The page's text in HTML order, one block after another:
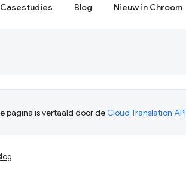
Casestudies Blog Nieuw in Chroom
pagina is vertaald door deCloud Translation API